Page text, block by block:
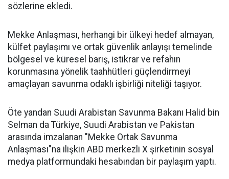
sözlerine ekledi.
Mekke Anlaşması, herhangi bir ülkeyi hedef almayan,
külfet paylaşımı ve ortak güvenlik anlayışı temelinde
bölgesel ve küresel barış, istikrar ve refahın
korunmasına yönelik taahhütleri güçlendirmeyi
amaçlayan savunma odaklı işbirliği niteliği taşıyor.
Öte yandan Suudi Arabistan Savunma Bakanı Halid bin
Selman da Türkiye, Suudi Arabistan ve Pakistan
arasında imzalanan "Mekke Ortak Savunma
Anlaşması"na ilişkin ABD merkezli X şirketinin sosyal
medya platformundaki hesabından bir paylaşım yaptı.